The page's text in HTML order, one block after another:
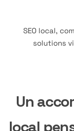
SEO local,
solutions
Un
local